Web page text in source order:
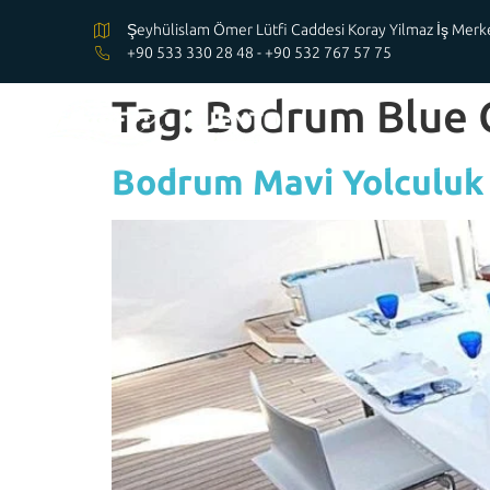
Şeyhülislam Ömer Lütfi Caddesi Koray Yilmaz İş
+90 533 330 28 48 - +90 532 767 57 75
Tag: Bodrum Blue
Bodrum Mavi